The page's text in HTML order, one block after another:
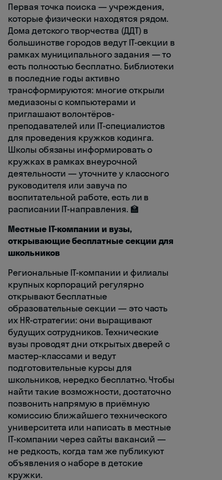
Первая точка поиска — учреждения,
которые физически находятся рядом.
Дома детского творчества (ДДТ) в
большинстве городов ведут IT-секции в
рамках муниципального задания — то
есть полностью бесплатно. Библиотеки
в последние годы активно
трансформируются: многие открыли
медиазоны с компьютерами и
приглашают волонтёров-
преподавателей или IT-специалистов
для проведения кружков кодинга.
Школы обязаны информировать о
кружках в рамках внеурочной
деятельности — уточните у классного
руководителя или завуча по
воспитательной работе, есть ли в
расписании IT-направления. 🏫
Местные IT-компании и вузы,
открывающие бесплатные секции для
школьников
Региональные IT-компании и филиалы
крупных корпораций регулярно
открывают бесплатные
образовательные секции — это часть
их HR-стратегии: они выращивают
будущих сотрудников. Технические
вузы проводят дни открытых дверей с
мастер-классами и ведут
подготовительные курсы для
школьников, нередко бесплатно. Чтобы
найти такие возможности, достаточно
позвонить напрямую в приёмную
комиссию ближайшего технического
университета или написать в местные
IT-компании через сайты вакансий —
не редкость, когда там же публикуют
объявления о наборе в детские
кружки.